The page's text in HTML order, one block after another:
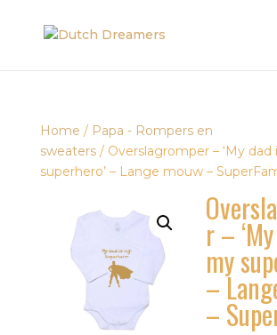
Home / Papa - Rompers en
sweaters/ Overslagromper – ‘My dad
superhero’ – Lange mouw –
r –
my
–
–